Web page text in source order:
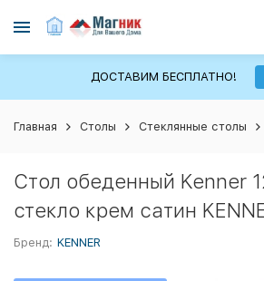
ДОСТАВИМ БЕСПЛАТНО!
Главная Столы Стеклянные столы
Стол обеденный Kenner
стекло крем сатин
Бренд: KENNER